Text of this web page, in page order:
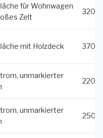
für Wohnwagen
Zelt
320
mit Holzdeck 370
unmarkierter
220
unmarkierter
250